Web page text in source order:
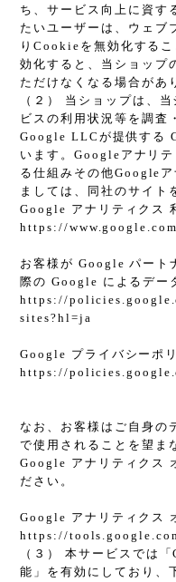
ち、サービス向上に資す
たいユーザーは、ウェブ
りCookieを無効化する
効化すると、当ショップ
ただけなくなる場合があ
（２） 当ショップは、
ビスの利用状況等を調査
Google LLCが提供する
います。Googleアナリ
る仕組みその他Google
ましては、同社のサイト
Google アナリティクス
https://
お客様が Google パート
際の Google によるデー
https://
sites?hl=ja
Google プライバシーポリ
https://
なお、お客様はご自身の
で使用されることを望ま
Google アナリティクス
ださい。
Google アナリティクス
https://
（３） 本サービスでは
能」を有効にしており、